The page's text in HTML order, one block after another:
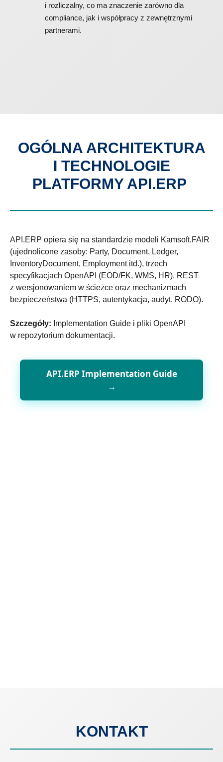
i rozliczalny, co ma znaczenie zarówno dla
compliance, jak i współpracy z zewnętrznymi
partnerami.
OGÓLNA ARCHITEKTURA
I TECHNOLOGIE
PLATFORMY API.ERP
API.ERP opiera się na standardzie modeli Kamsoft.FAIR
(ujednolicone zasoby: Party, Document, Ledger,
InventoryDocument, Employment itd.), trzech
specyfikacjach OpenAPI (EOD/FK, WMS, HR), REST
z wersjonowaniem w ścieżce oraz mechanizmach
bezpieczeństwa (HTTPS, autentykacja, audyt, RODO).
Szczegóły: Implementation Guide i pliki OpenAPI
w repozytorium dokumentacji.
API.ERP Implementation Guide
→
KONTAKT